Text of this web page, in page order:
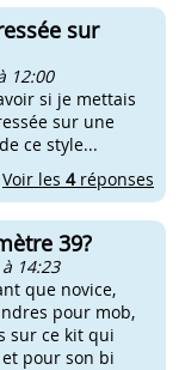
sur
12:00
si je mettais
sur une
ce style...
Voir les 4réponses
39?
14:23
que novice,
pour mob,
sur ce kit qui
pour son bi